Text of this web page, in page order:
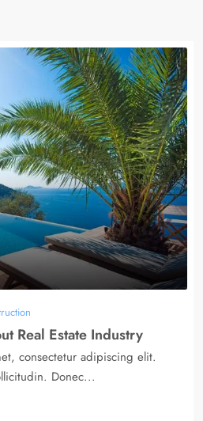
Real Estate Industry
consectetur adipiscing elit.
Donec...